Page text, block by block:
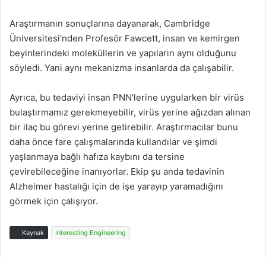
Araştırmanın sonuçlarına dayanarak, Cambridge
Üniversitesi’nden Profesör Fawcett, insan ve kemirgen
beyinlerindeki moleküllerin ve yapıların aynı olduğunu
söyledi. Yani aynı mekanizma insanlarda da çalışabilir.
Ayrıca, bu tedaviyi insan PNN’lerine uygularken bir virüs
bulaştırmamız gerekmeyebilir, virüs yerine ağızdan alınan
bir ilaç bu görevi yerine getirebilir. Araştırmacılar bunu
daha önce fare çalışmalarında kullandılar ve şimdi
yaşlanmaya bağlı hafıza kaybını da tersine
çevirebileceğine inanıyorlar. Ekip şu anda tedavinin
Alzheimer hastalığı için de işe yarayıp yaramadığını
görmek için çalışıyor.
Kaynak Interesting Engineering